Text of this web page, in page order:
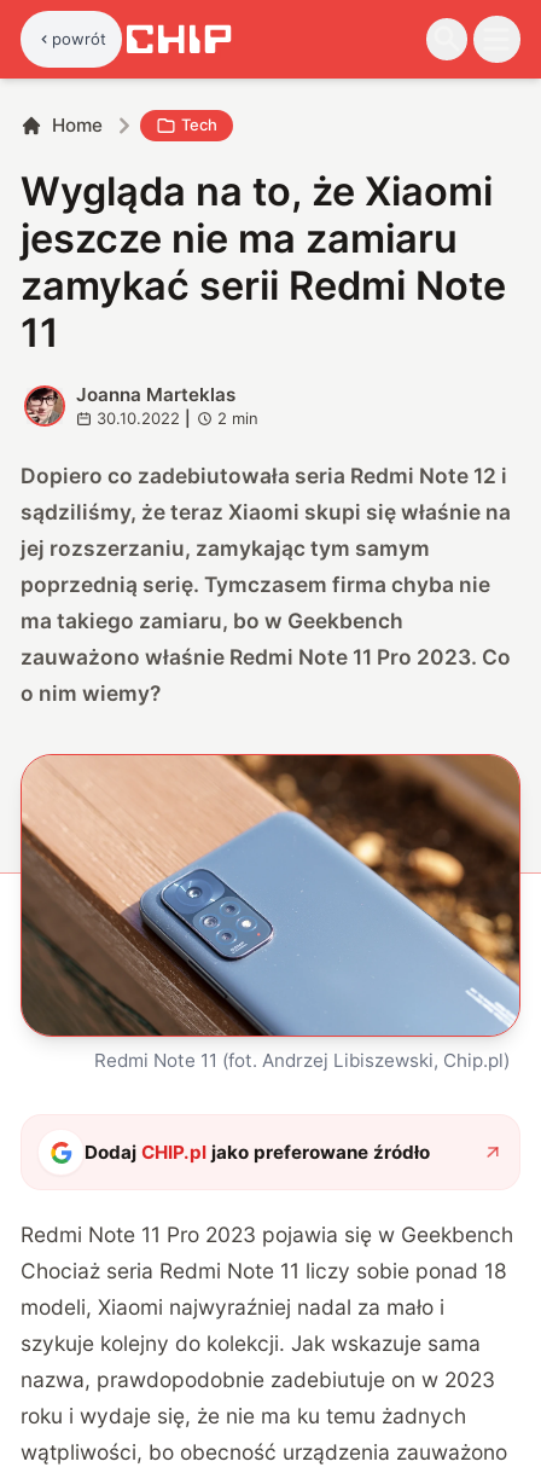
powrót
Home Tech
Wygląda na to, że Xiaomi
jeszcze nie ma zamiaru
zamykać serii Redmi Note
11
J
Joanna Marteklas
30.10.2022 2 min
Dopiero co zadebiutowała seria Redmi Note 12 i
sądziliśmy, że teraz Xiaomi skupi się właśnie na
jej rozszerzaniu, zamykając tym samym
poprzednią serię. Tymczasem firma chyba nie
ma takiego zamiaru, bo w Geekbench
zauważono właśnie Redmi Note 11 Pro 2023. Co
o nim wiemy?
Redmi Note 11 (fot. Andrzej Libiszewski, Chip.pl)
DodajCHIP.pl jako preferowane źródło
Redmi Note 11 Pro 2023 pojawia się w Geekbench
Chociaż seria Redmi Note 11 liczy sobie ponad 18
modeli, Xiaomi najwyraźniej nadal za mało i
szykuje kolejny do kolekcji. Jak wskazuje sama
nazwa, prawdopodobnie zadebiutuje on w 2023
roku i wydaje się, że nie ma ku temu żadnych
wątpliwości, bo obecność urządzenia zauważono